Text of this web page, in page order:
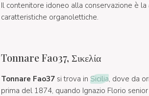
Il contenitore idoneo alla conservazione è la
caratteristiche organolettiche.
Tonnare Fao37, Σικελία
Tonnare Fao37si trova in Sicilia, dove da
prima del 1874, quando Ignazio Florio